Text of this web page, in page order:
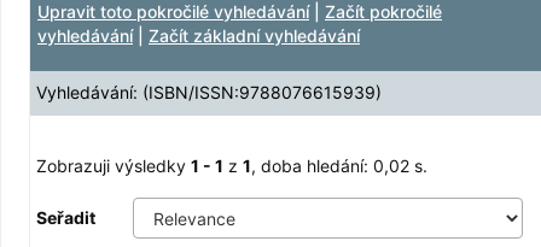
Upravit toto pokročilé vyhledávání| Začít pokročilé
vyhledávání| Začít základní vyhledávání
Vyhledávání: (ISBN/ISSN:9788076615939)
Zobrazuji výsledky 1 - 1 z 1, doba hledání: 0,02 s.
Seřadit